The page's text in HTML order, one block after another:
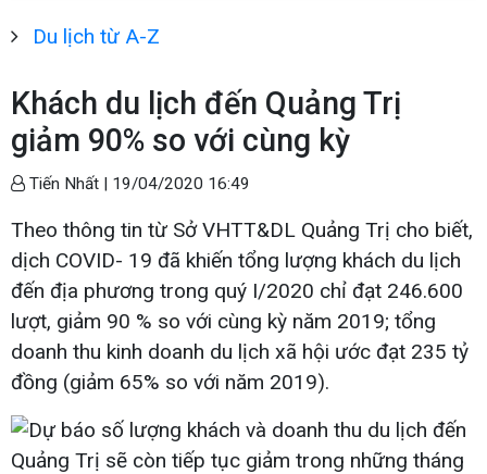
Du lịch từ A-Z
Khách du lịch đến Quảng Trị
giảm 90% so với cùng kỳ
Tiến Nhất | 19/04/2020 16:49
Theo thông tin từ Sở VHTT&DL Quảng Trị cho biết,
dịch COVID- 19 đã khiến tổng lượng khách du lịch
đến địa phương trong quý I/2020 chỉ đạt 246.600
lượt, giảm 90 % so với cùng kỳ năm 2019; tổng
doanh thu kinh doanh du lịch xã hội ước đạt 235 tỷ
đồng (giảm 65% so với năm 2019).